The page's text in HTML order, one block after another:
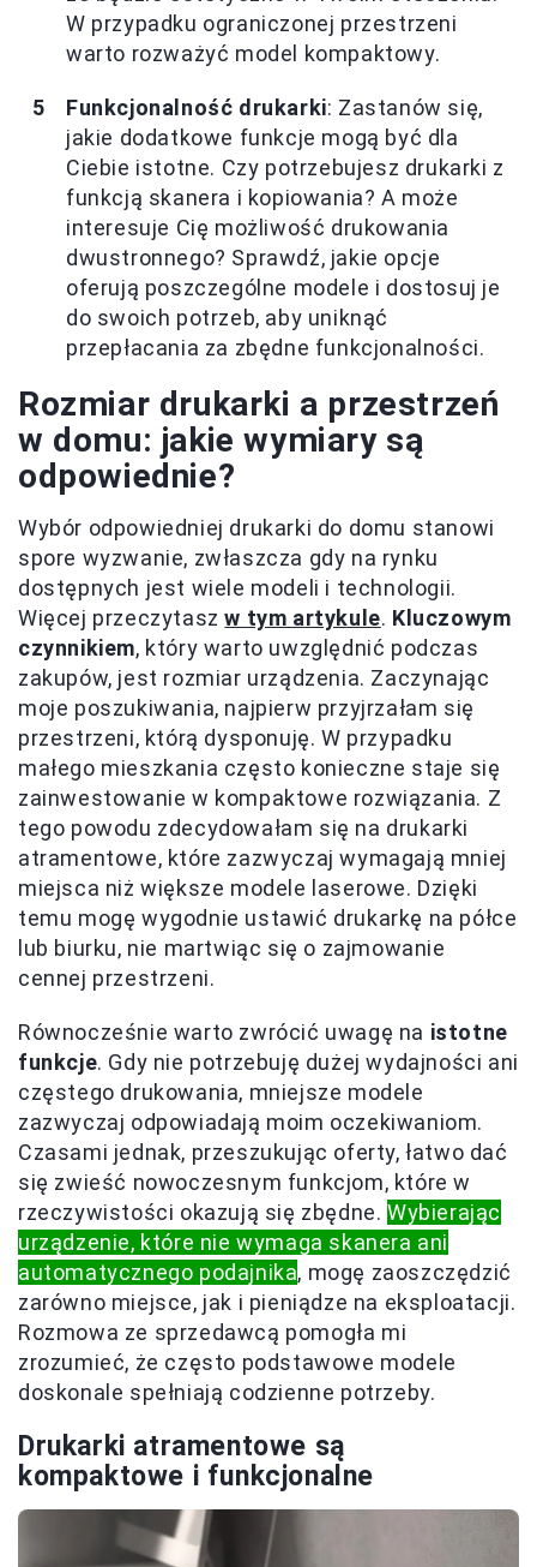
W przypadku ograniczonej przestrzeni
warto rozważyć model kompaktowy.
Funkcjonalność drukarki: Zastanów się,
jakie dodatkowe funkcje mogą być dla
Ciebie istotne. Czy potrzebujesz drukarki z
funkcją skanera i kopiowania? A może
interesuje Cię możliwość drukowania
dwustronnego? Sprawdź, jakie opcje
oferują poszczególne modele i dostosuj je
do swoich potrzeb, aby uniknąć
przepłacania za zbędne funkcjonalności.
Rozmiar drukarki a przestrzeń
w domu: jakie wymiary są
odpowiednie?
Wybór odpowiedniej drukarki do domu stanowi
spore wyzwanie, zwłaszcza gdy na rynku
dostępnych jest wiele modeli i technologii.
Więcej przeczytaszw tym artykule. Kluczowym
czynnikiem, który warto uwzględnić podczas
zakupów, jest rozmiar urządzenia. Zaczynając
moje poszukiwania, najpierw przyjrzałam się
przestrzeni, którą dysponuję. W przypadku
małego mieszkania często konieczne staje się
zainwestowanie w kompaktowe rozwiązania. Z
tego powodu zdecydowałam się na drukarki
atramentowe, które zazwyczaj wymagają mniej
miejsca niż większe modele laserowe. Dzięki
temu mogę wygodnie ustawić drukarkę na półce
lub biurku, nie martwiąc się o zajmowanie
cennej przestrzeni.
Równocześnie warto zwrócić uwagę na istotne
funkcje. Gdy nie potrzebuję dużej wydajności ani
częstego drukowania, mniejsze modele
zazwyczaj odpowiadają moim oczekiwaniom.
Czasami jednak, przeszukując oferty, łatwo dać
się zwieść nowoczesnym funkcjom, które w
rzeczywistości okazują się zbędne.Wybierając
urządzenie, które nie wymaga skanera ani
automatycznego podajnika, mogę zaoszczędzić
zarówno miejsce, jak i pieniądze na eksploatacji.
Rozmowa ze sprzedawcą pomogła mi
zrozumieć, że często podstawowe modele
doskonale spełniają codzienne potrzeby.
Drukarki atramentowe są
kompaktowe i funkcjonalne